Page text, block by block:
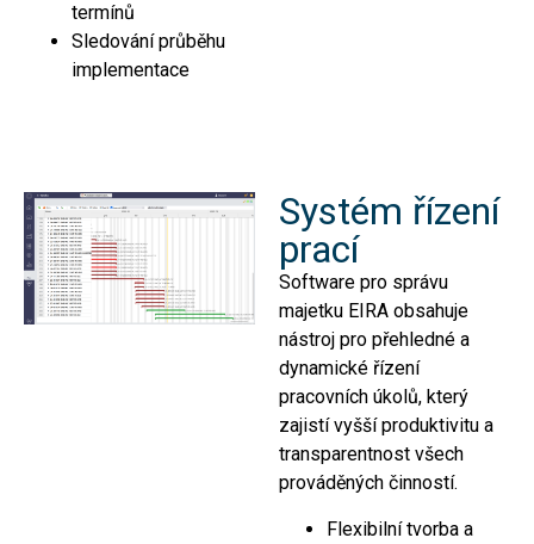
termínů
Sledování průběhu
implementace
Systém řízení
prací
Software pro správu
majetku EIRA obsahuje
nástroj pro přehledné a
dynamické řízení
pracovních úkolů, který
zajistí vyšší produktivitu a
transparentnost všech
prováděných činností.
Flexibilní tvorba a